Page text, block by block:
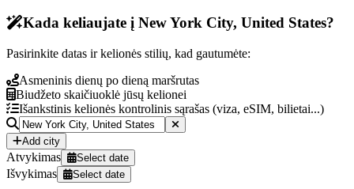
Kada keliaujate į New York City, United States?
Pasirinkite datas ir kelionės stilių, kad gautumėte:
Asmeninis dienų po dieną maršrutas
Biudžeto skaičiuoklė jūsų kelionei
Išankstinis kelionės kontrolinis sąrašas (viza, eSIM, bilietai...)
Add city
Atvykimas Select date
Išvykimas Select date